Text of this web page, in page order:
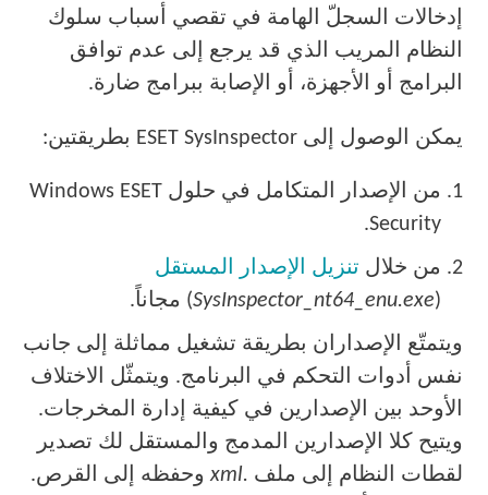
إدخالات السجلّ الهامة في تقصي أسباب سلوك
النظام المريب الذي قد يرجع إلى عدم توافق
البرامج أو الأجهزة، أو الإصابة ببرامج ضارة.
يمكن الوصول إلى ESET SysInspector بطريقتين:
1.
من الإصدار المتكامل في حلول Windows ESET
Security.
2.
من خلال تنزيل الإصدار المستقل
(
SysInspector_nt64_enu.exe) مجاناً.
ويتمتّع الإصداران بطريقة تشغيل مماثلة إلى جانب
نفس أدوات التحكم في البرنامج. ويتمثّل الاختلاف
الأوحد بين الإصدارين في كيفية إدارة المخرجات.
ويتيح كلا الإصدارين المدمج والمستقل لك تصدير
لقطات النظام إلى ملف .xml
وحفظه إلى القرص.